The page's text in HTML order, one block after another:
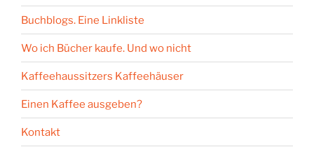
Buchblogs. Eine Linkliste
Wo ich Bücher kaufe. Und wo nicht
Kaffeehaussitzers Kaffeehäuser
Einen Kaffee ausgeben?
Kontakt